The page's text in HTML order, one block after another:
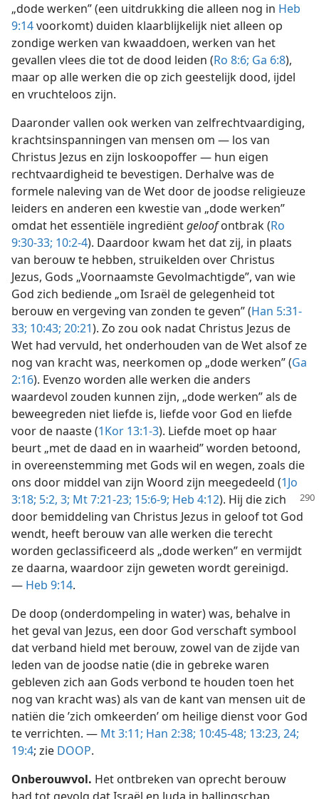
„dode werken” (een uitdrukking die alleen nog in Heb
9:14voorkomt) duiden klaarblijkelijk niet alleen op
zondige werken van kwaaddoen, werken van het
gevallen vlees die tot de dood leiden (Ro 8:6; Ga 6:8),
maar op alle werken die op zich geestelijk dood, ijdel
en vruchteloos zijn.
Daaronder vallen ook werken van zelfrechtvaardiging,
krachtsinspanningen van mensen om — los van
Christus Jezus en zijn loskoopoffer — hun eigen
rechtvaardigheid te bevestigen. Derhalve was de
formele naleving van de Wet door de joodse religieuze
leiders en anderen een kwestie van „dode werken”
omdat het essentiële ingrediëntgeloofontbrak (Ro
9:30-33; 10:2-4). Daardoor kwam het dat zij, in plaats
van berouw te hebben, struikelden over Christus
Jezus, Gods „Voornaamste Gevolmachtigde”, van wie
God zich bediende „om Israël de gelegenheid tot
berouw en vergeving van zonden te geven” (Han 5:31-
33; 10:43; 20:21). Zo zou ook nadat Christus Jezus de
Wet had vervuld, het onderhouden van de Wet alsof ze
nog van kracht was, neerkomen op „dode werken” (Ga
2:16). Evenzo worden alle werken die anders
waardevol zouden kunnen zijn, „dode werken” als de
beweegreden niet liefde is, liefde voor God en liefde
voor de naaste (1Kor 13:1-3). Liefde moet op haar
beurt „met de daad en in waarheid” worden betoond,
in overeenstemming met Gods wil en wegen, zoals die
ons door middel van zijn Woord zijn meegedeeld (1Jo
3:18; 5:2, 3; Mt7:21-23; 15:6-9; Heb 4:12). Hij die zich
door bemiddeling van Christus Jezus in geloof tot God
wendt, heeft berouw van alle werken die terecht
worden geclassificeerd als „dode werken” en vermijdt
ze daarna, waardoor zijn geweten wordt gereinigd.
— Heb 9:14.
De doop (onderdompeling in water) was, behalve in
het geval van Jezus, een door God verschaft symbool
dat verband hield met berouw, zowel van de zijde van
leden van de joodse natie (die in gebreke waren
gebleven zich aan Gods verbond te houden toen het
nog van kracht was) als van de kant van mensen uit de
natiën die ’zich omkeerden’ om heilige dienst voor God
te verrichten. — Mt 3:11; Han 2:38; 10:45-48; 13:23, 24;
19:4; zie DOOP.
Onberouwvol. Het ontbreken van oprecht berouw